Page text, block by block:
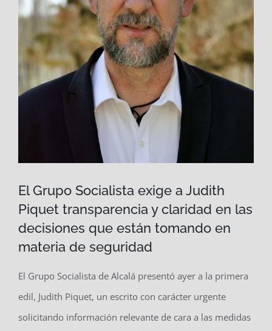
El Grupo Socialista exige a Judith
Piquet transparencia y claridad en las
decisiones que están tomando en
materia de seguridad
El Grupo Socialista de Alcalá presentó ayer a la primera
edil, Judith Piquet, un escrito con carácter urgente
solicitando información relevante de cara a las medidas